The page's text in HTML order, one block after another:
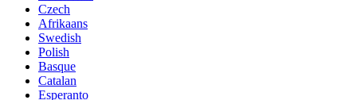
Czech
Afrikaans
Swedish
Polish
Basque
Catalan
Esperanto